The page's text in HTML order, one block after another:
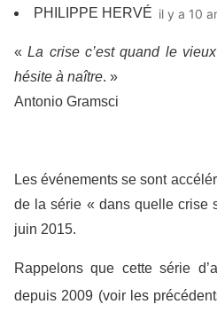
PHILIPPE HERVÉ il y a 10
«La crise c’est quand le
hésite à naître. »
Antonio Gramsci
Les événements se sont
de la série « dans quelle crise
juin 2015.
Rappelons que cette série
depuis 2009 (voir les